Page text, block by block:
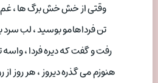
وقتی از خش خش برگ ها ، غم
تن فرداهامو بوسید ، لب
رفت و گفت که دیره فردا ،
هنوزم می گذره دیروز ، هر روز